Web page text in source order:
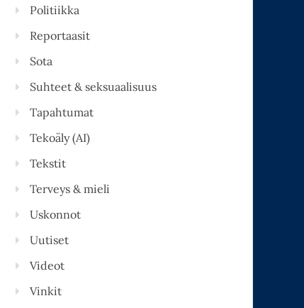
Politiikka
Reportaasit
Sota
Suhteet & seksuaalisuus
Tapahtumat
Tekoäly (AI)
Tekstit
Terveys & mieli
Uskonnot
Uutiset
Videot
Vinkit